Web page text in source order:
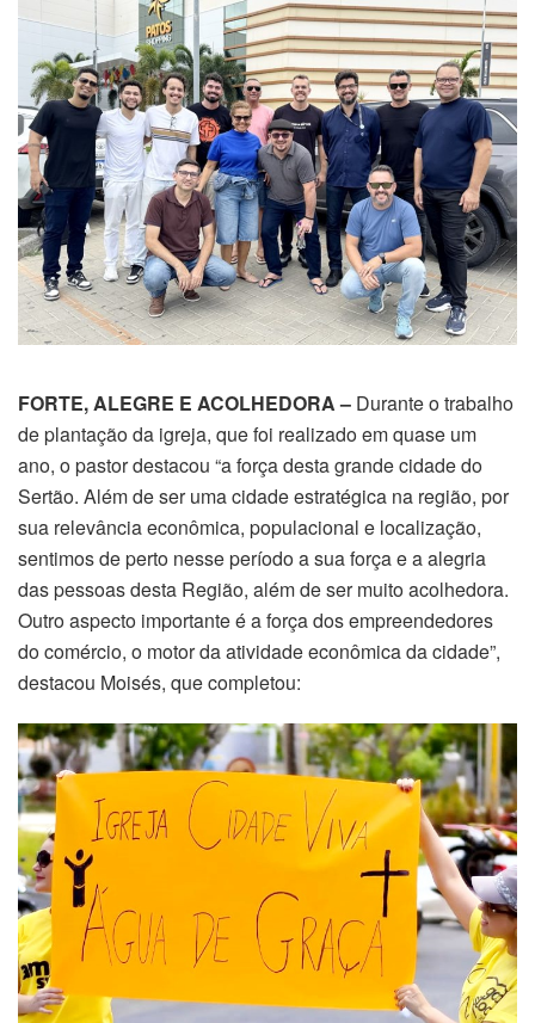
FORTE, ALEGRE E ACOLHEDORA – Durante o trabalho
de plantação da igreja, que foi realizado em quase um
ano, o pastor destacou “a força desta grande cidade do
Sertão. Além de ser uma cidade estratégica na região, por
sua relevância econômica, populacional e localização,
sentimos de perto nesse período a sua força e a alegria
das pessoas desta Região, além de ser muito acolhedora.
Outro aspecto importante é a força dos empreendedores
do comércio, o motor da atividade econômica da cidade”,
destacou Moisés, que completou: